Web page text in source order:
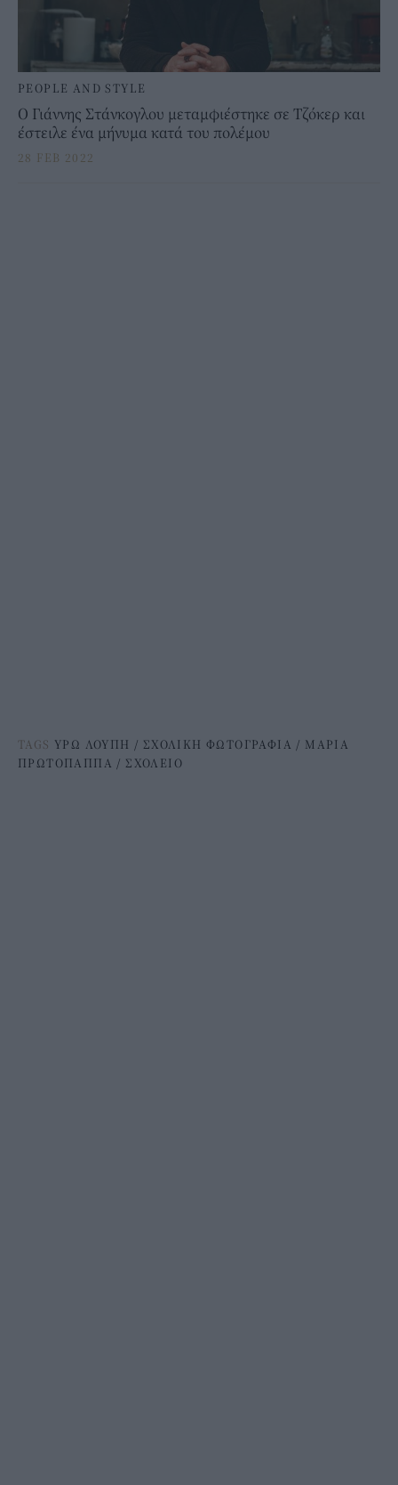
PEOPLE AND STYLE
Ο Γιάννης Στάνκογλου μεταμφιέστηκε σε Τζόκερ και
έστειλε ένα μήνυμα κατά του πολέμου
28 FEB 2022
TAGS ΥΡΩ ΛΟΥΠΗ / ΣΧΟΛΙΚΗ ΦΩΤΟΓΡΑΦΙΑ / ΜΑΡΙΑ
ΠΡΩΤΟΠΑΠΠΑ / ΣΧΟΛΕΙΟ